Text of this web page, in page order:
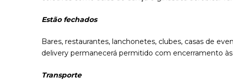
Estão fechados
Bares, restaurantes, lanchonetes, clubes, casas de
delivery permanecerá permitido com encerramento
Transporte